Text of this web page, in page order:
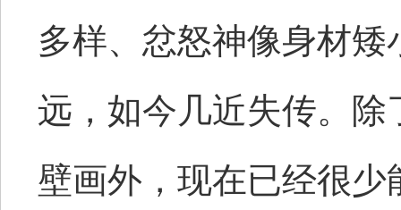
多样、忿怒神像身材
远，如今几近失传。
壁画外，现在已经很少